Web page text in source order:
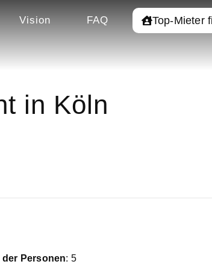
Vision FAQ Top-Mieter
in Köln
der Personen: 5